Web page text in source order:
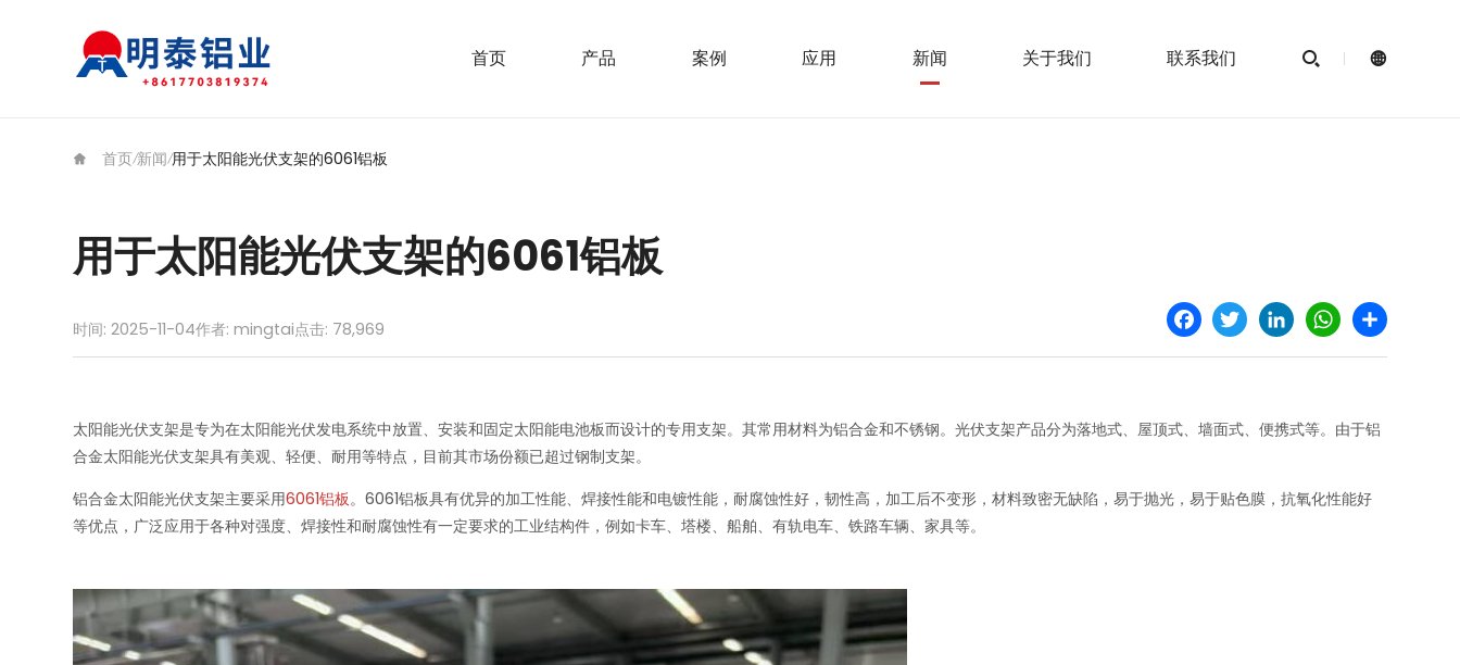
首页 产品 案例 应用 新闻 关于我们 联系我们  
首页/新闻/用于太阳能光伏支架的6061铝板
用于太阳能光伏支架的6061铝板
时间: 2025-11-04作者: mingtai点击: 78,969
Facebook
Twitter LinkedInWhatsApp
Share
太阳能光伏支架是专为在太阳能光伏发电系统中放置、安装和固定太阳能电池板而设计的专用支架。其常用材料为铝合金和不锈钢。光伏支架产品分为落地式、屋顶式、墙面式、便携式等。由于铝
合金太阳能光伏支架具有美观、轻便、耐用等特点，目前其市场份额已超过钢制支架。
铝合金太阳能光伏支架主要采用6061铝板。6061铝板具有优异的加工性能、焊接性能和电镀性能，耐腐蚀性好，韧性高，加工后不变形，材料致密无缺陷，易于抛光，易于贴色膜，抗氧化性能好
等优点，广泛应用于各种对强度、焊接性和耐腐蚀性有一定要求的工业结构件，例如卡车、塔楼、船舶、有轨电车、铁路车辆、家具等。